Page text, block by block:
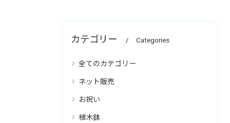
カテゴリー Categories
全てのカテゴリー
ネット販売
お祝い
植木鉢